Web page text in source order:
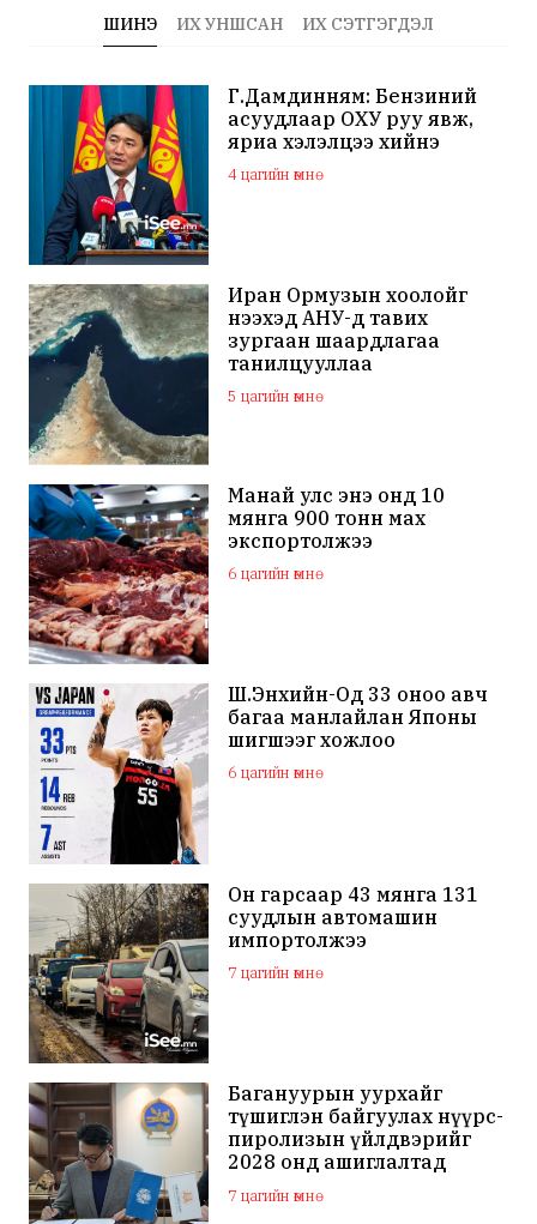
ШИНЭ ИХ УНШСАН ИХ СЭТГЭГДЭЛ
Г.Дамдинням: Бензиний
асуудлаар ОХУ руу явж,
яриа хэлэлцээ хийнэ
4 цагийн өмнө
Иран Ормузын хоолойг
нээхэд АНУ-д тавих
зургаан шаардлагаа
танилцууллаа
5 цагийн өмнө
Манай улс энэ онд 10
мянга 900 тонн мах
экспортолжээ
6 цагийн өмнө
Ш.Энхийн-Од 33 оноо авч
багаа манлайлан Японы
шигшээг хожлоо
6 цагийн өмнө
Он гарсаар 43 мянга 131
суудлын автомашин
импортолжээ
7 цагийн өмнө
Багануурын уурхайг
түшиглэн байгуулах нүүрс-
пиролизын үйлдвэрийг
2028 онд ашиглалтад
оруулна
7 цагийн өмнө